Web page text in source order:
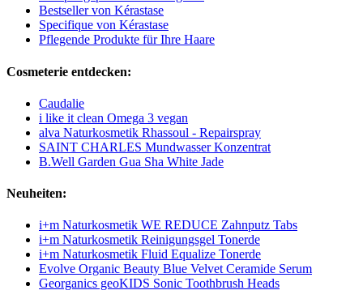
Bestseller von Kérastase
Specifique von Kérastase
Pflegende Produkte für Ihre Haare
Cosmeterie entdecken:
Caudalie
i like it clean Omega 3 vegan
alva Naturkosmetik Rhassoul - Repairspray
SAINT CHARLES Mundwasser Konzentrat
B.Well Garden Gua Sha White Jade
Neuheiten:
i+m Naturkosmetik WE REDUCE Zahnputz Tabs
i+m Naturkosmetik Reinigungsgel Tonerde
i+m Naturkosmetik Fluid Equalize Tonerde
Evolve Organic Beauty Blue Velvet Ceramide Serum
Georganics geoKIDS Sonic Toothbrush Heads